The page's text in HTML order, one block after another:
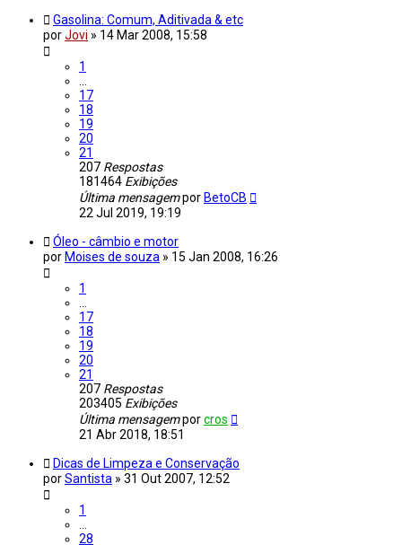
Gasolina: Comum, Aditivada & etc
porJovi » 14 Mar 2008, 15:58
1
…
17
18
19
20
21
207 Respostas
181464 Exibições
Última mensagempor BetoCB
22 Jul 2019, 19:19
Óleo - câmbio e motor
por Moises de souza » 15 Jan 2008, 16:26
1
…
17
18
19
20
21
207 Respostas
203405 Exibições
Última mensagemporcros
21 Abr 2018, 18:51
Dicas de Limpeza e Conservação
porSantista » 31 Out 2007, 12:52
1
…
28